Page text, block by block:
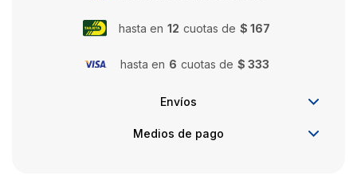
hasta en 12 cuotas de $ 167
hasta en 6 cuotas de $ 333
Envíos
Medios de pago